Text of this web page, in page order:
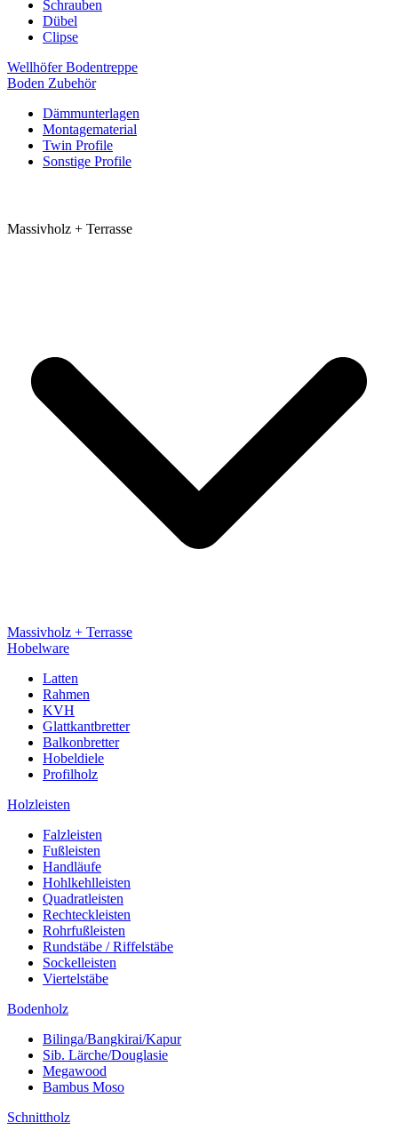
Schrauben
Dübel
Clipse
Wellhöfer Bodentreppe
Boden Zubehör
Dämmunterlagen
Montagematerial
Twin Profile
Sonstige Profile
Massivholz + Terrasse
Massivholz + Terrasse
Hobelware
Latten
Rahmen
KVH
Glattkantbretter
Balkonbretter
Hobeldiele
Profilholz
Holzleisten
Falzleisten
Fußleisten
Handläufe
Hohlkehlleisten
Quadratleisten
Rechteckleisten
Rohrfußleisten
Rundstäbe / Riffelstäbe
Sockelleisten
Viertelstäbe
Bodenholz
Bilinga/Bangkirai/Kapur
Sib. Lärche/Douglasie
Megawood
Bambus Moso
Schnittholz